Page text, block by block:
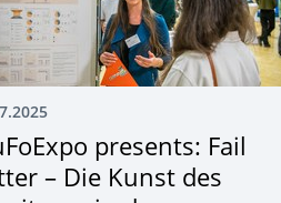
presents: Fail
– Die Kunst des